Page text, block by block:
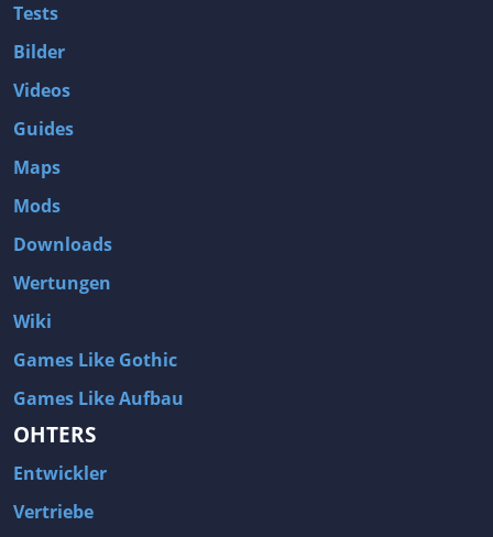
Tests
Bilder
Videos
Guides
Maps
Mods
Downloads
Wertungen
Wiki
Games Like Gothic
Games Like Aufbau
OHTERS
Entwickler
Vertriebe